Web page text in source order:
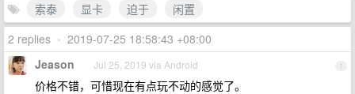
索泰 显卡 迫于
闲置
2 replies • 2019-07-25 18:58:43 +08:00
1
Jeason Jul 25, 2019 via Android
价格不错，可惜现在有点玩不动的感觉了。